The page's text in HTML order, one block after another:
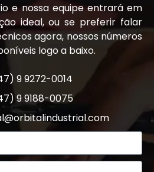
e nossa equipe entrará em
ideal, ou se preferir falar
agora, nossos números
logo a baixo.
9 9272-0014
9 9188-0075